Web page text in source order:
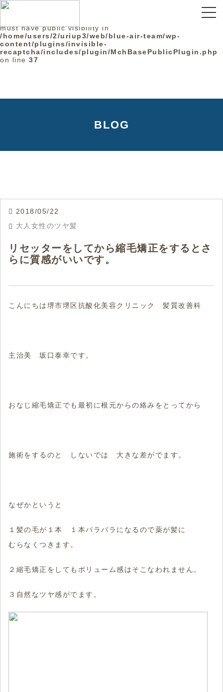
must have public visibility in
/home/users/2/uriup3/web/blue-air-team/wp-
content/plugins/invisible-
recaptcha/includes/plugin/MchBasePublicPlugin.php
on line 37
BLOG
2018/05/22
大人女性のツヤ髪
リセッターをしてから縮毛矯正をするとさ
らに質感がいいです。
こんにちは堺市堺区抗酸化美容クリニック 髪質改善科
主治美 坂口泰幸です。
おなじ縮毛矯正でも最初に根元からの絡みをとってから
施術をするのと しないでは 大きな差がでます。
なぜかというと
１髪の毛が１本 １本バラバラになるので薬が髪に
むらなくつきます。
２縮毛矯正をしてもボリューム感はそこなわれません。
３自然なツヤ感がでます。